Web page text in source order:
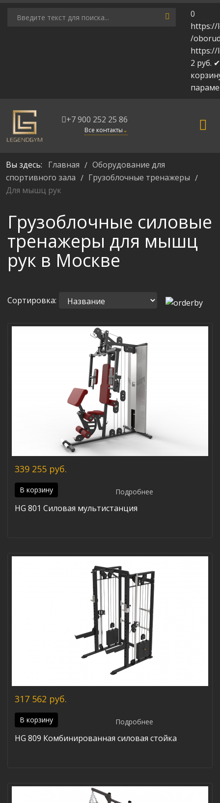
0
https://
/
https://
2 руб.
+7 900 252 25 86
Все контакты⌄
Вы здесь: Главная / Оборудование для
спортивного зала / Грузоблочные тренажеры /
Для мышц рук
Грузоблочные силовые
тренажеры для мышц
рук в Москве
Сортировка:
339 255 руб.
В корзину Подробнее
HG 801 Силовая мультистанция
317 562 руб.
В корзину Подробнее
HG 809 Комбинированная силовая стойка